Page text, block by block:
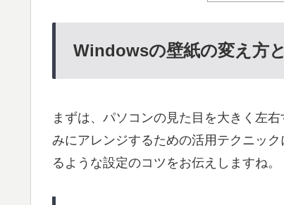
Windowsの壁紙の変え方
まずは、パソコンの見た目を大きく左
みにアレンジするための活用テクニッ
るような設定のコツをお伝えしますね。